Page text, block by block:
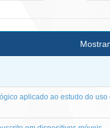
aplicado ao estudo do